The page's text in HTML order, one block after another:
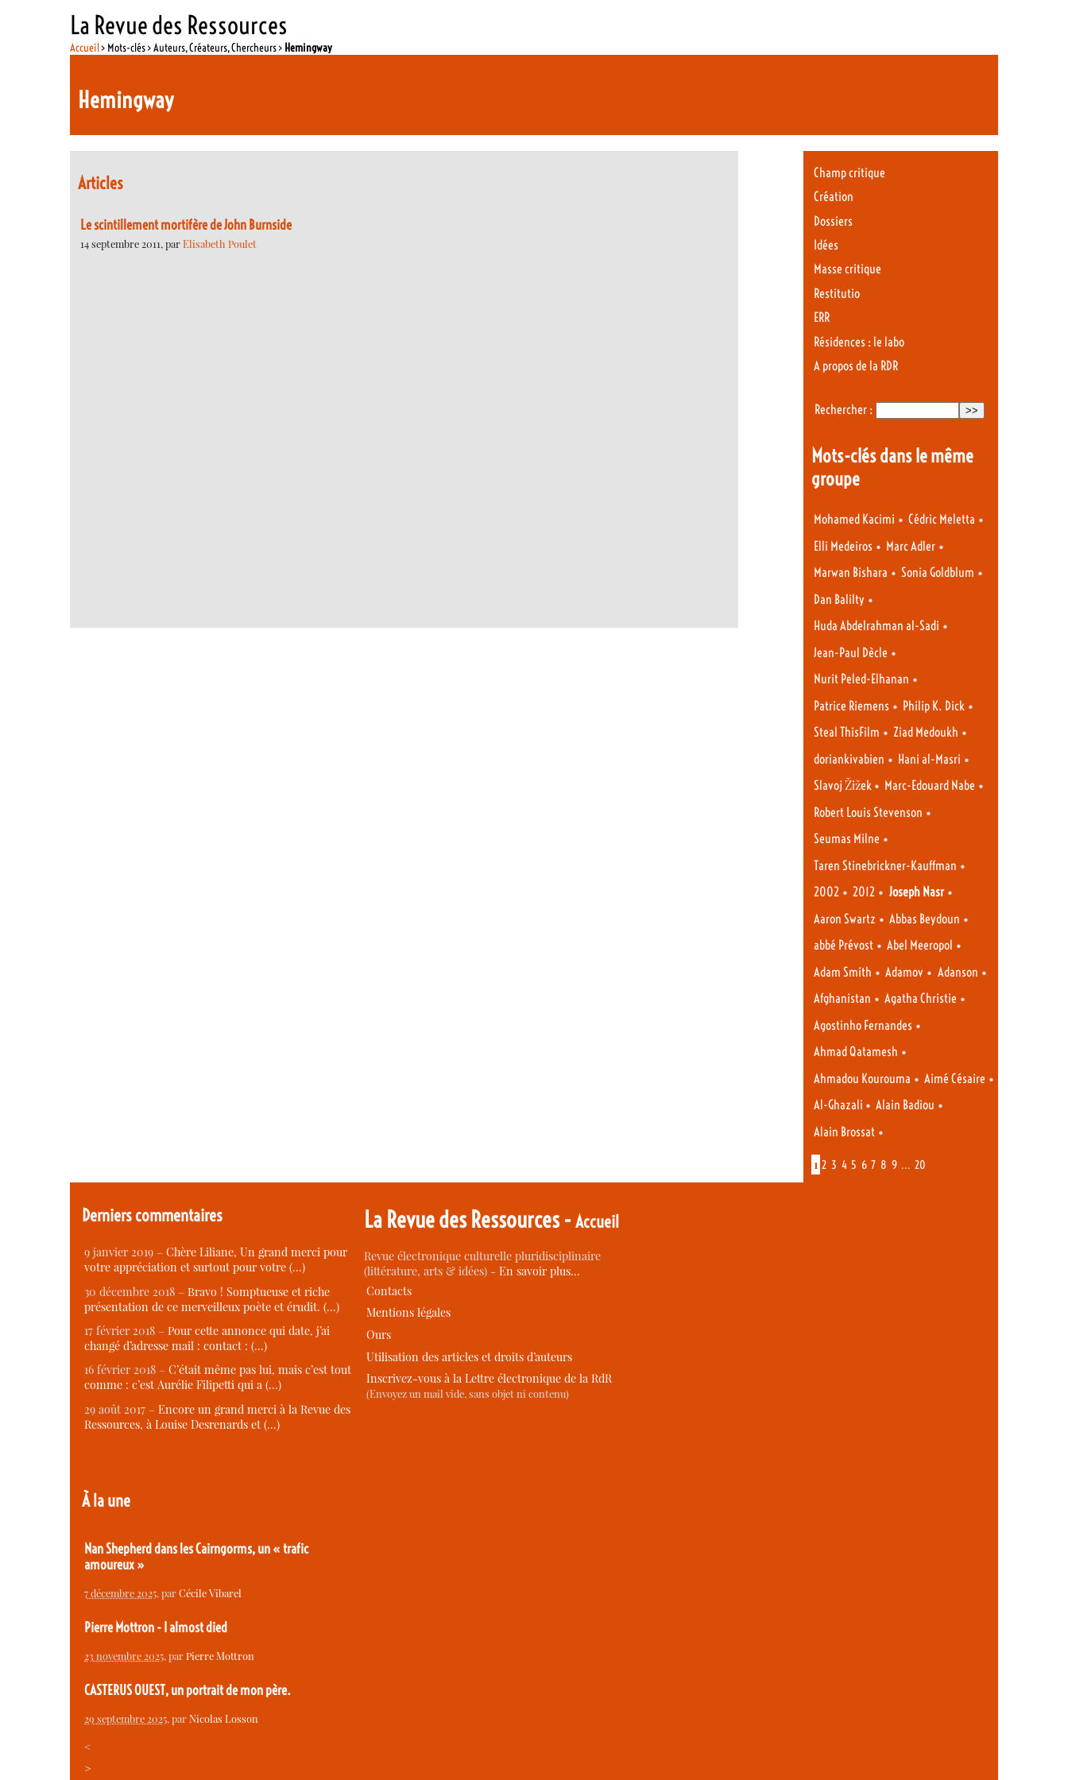
La Revue des Ressources
Accueil> Mots-clés > Auteurs, Créateurs, Chercheurs > Hemingway
Hemingway
Articles
Le scintillement mortifère de John Burnside
14 septembre 2011, parElisabeth Poulet
Champ critique
Création
Dossiers
Idées
Masse critique
Restitutio
ERR
Résidences : le labo
A propos de la RDR
Rechercher :
Mots-clés dans le même
groupe
Mohamed Kacimi • Cédric Meletta •
Elli Medeiros • Marc Adler •
Marwan Bishara • Sonia Goldblum •
Dan Balilty •
Huda Abdelrahman al-Sadi •
Jean-Paul Dècle •
Nurit Peled-Elhanan •
Patrice Riemens • Philip K. Dick •
Steal ThisFilm • Ziad Medoukh •
doriankivabien • Hani al-Masri •
Slavoj Žižek • Marc-Edouard Nabe •
Robert Louis Stevenson •
Seumas Milne •
Taren Stinebrickner-Kauffman •
2002 • 2012 • Joseph Nasr•
Aaron Swartz • Abbas Beydoun •
abbé Prévost • Abel Meeropol •
Adam Smith • Adamov • Adanson •
Afghanistan • Agatha Christie •
Agostinho Fernandes •
Ahmad Qatamesh •
Ahmadou Kourouma • Aimé Césaire •
Al-Ghazali • Alain Badiou •
Alain Brossat •
1 2 3 4 5 6 7 8 9 … 20
Derniers commentaires
9 janvier 2019 – Chère Liliane, Un grand merci pour
votre appréciation et surtout pour votre (…)
30 décembre 2018 – Bravo ! Somptueuse et riche
présentation de ce merveilleux poète et érudit. (…)
17 février 2018 – Pour cette annonce qui date, j’ai
changé d’adresse mail : contact : (…)
16 février 2018 – C’était même pas lui, mais c’est tout
comme : c’est Aurélie Filipetti qui a (…)
29 août 2017 – Encore un grand merci à la Revue des
Ressources, à Louise Desrenards et (…)
À la une
Nan Shepherd dans les Cairngorms, un « trafic
amoureux »
7 décembre 2025, parCécile Vibarel
Pierre Mottron - I almost died
23 novembre 2025, parPierre Mottron
CASTERUS OUEST, un portrait de mon père.
29 septembre 2025, parNicolas Losson
<
>
La Revue des Ressources -Accueil
Revue électronique culturelle pluridisciplinaire
(littérature, arts & idées) -En savoir plus…
Contacts
Mentions légales
Ours
Utilisation des articles et droits d’auteurs
Inscrivez-vous à la Lettre électronique de la RdR
(Envoyez un mail vide, sans objet ni contenu)